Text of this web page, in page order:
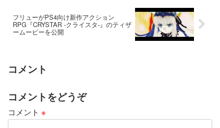
フリューがPS4向け新作アクション
RPG『CRYSTAR -クライスタ-』のティザ
ームービーを公開
コメント
コメントをどうぞ
コメント ※